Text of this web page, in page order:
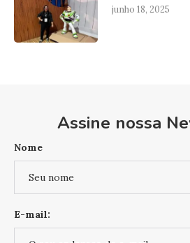
junho 18, 2025
Assine nossa
Nome
E-mail: